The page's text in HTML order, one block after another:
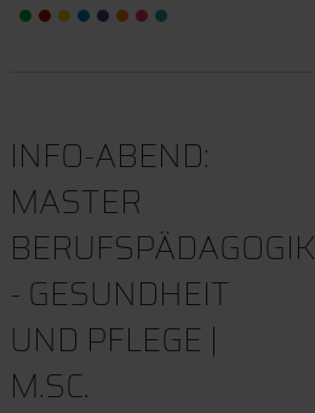
INFO-ABEND:
MASTER
BERUFSPÄDAGOGIK
- GESUNDHEIT
UND PFLEGE |
M.SC.